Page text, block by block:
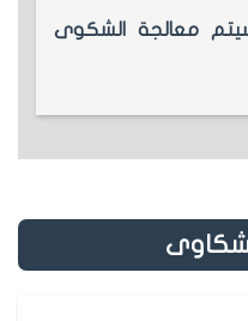
معالجة الشكوى